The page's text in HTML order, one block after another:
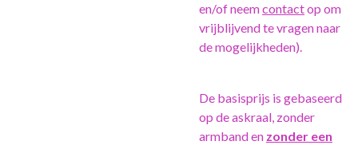
en/of neemcontactop om
vrijblijvend te vragen naar
de mogelijkheden).
De basisprijs is gebaseerd
op de askraal, zonder
armband en zonder een